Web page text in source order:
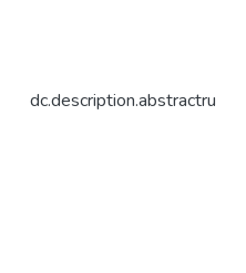
dc.description.abstractru